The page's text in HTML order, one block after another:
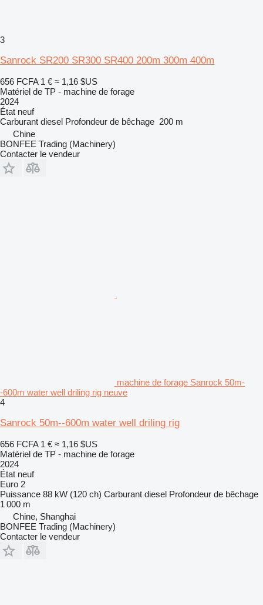
3
Sanrock SR200 SR300 SR400 200m 300m 400m
656 FCFA 1 € ≈ 1,16 $US
Matériel de TP - machine de forage
2024
État neuf
Carburant diesel Profondeur de bêchage 200 m
Chine
BONFEE Trading (Machinery)
Contacter le vendeur
machine de forage Sanrock 50m-
-600m water well driling rig neuve
4
Sanrock 50m--600m water well driling rig
656 FCFA 1 € ≈ 1,16 $US
Matériel de TP - machine de forage
2024
État neuf
Euro 2
Puissance 88 kW (120 ch) Carburant diesel Profondeur de bêchage
1 000 m
Chine, Shanghai
BONFEE Trading (Machinery)
Contacter le vendeur